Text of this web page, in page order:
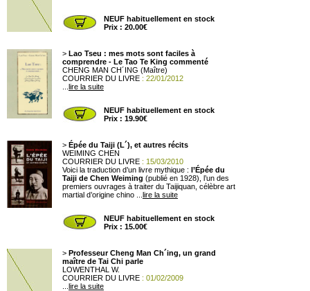
NEUF habituellement en stock
Prix : 20.00€
> Lao Tseu : mes mots sont faciles à
comprendre - Le Tao Te King commenté
CHENG MAN CH´ING (Maître)
COURRIER DU LIVRE : 22/01/2012
lire la suite
NEUF habituellement en stock
Prix : 19.90€
> Épée du Taiji (L´), et autres récits
WEIMING CHEN
COURRIER DU LIVRE : 15/03/2010
Voici la traduction d’un livre mythique : l’Épée du
Taiji de Chen Weiming (publié en 1928), l’un des
premiers ouvrages à traiter du Taijiquan, célèbre art
martial d’origine chino ... lire la suite
NEUF habituellement en stock
Prix : 15.00€
> Professeur Cheng Man Ch´ing, un grand
maître de Tai Chi parle
LOWENTHAL W.
COURRIER DU LIVRE : 01/02/2009
lire la suite